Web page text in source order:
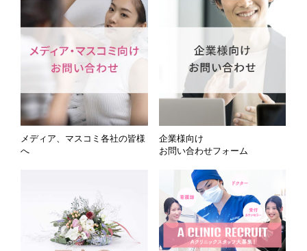
メディア、マスコミ各社の皆様
へ
企業様向け
お問い合わせフォーム